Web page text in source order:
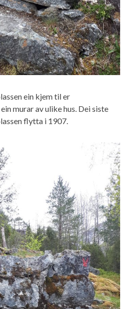
ein kjem til er
murar av ulike hus. Dei siste
flytta i 1907.